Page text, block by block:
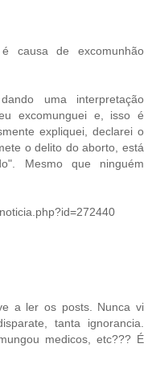
causa de excomunhão
uma interpretação
excomunguei e, isso é
expliquei, declarei o
o delito do aborto, está
Mesmo que ninguém
a ler os posts. Nunca vi
tanta ignorancia.
medicos, etc??? É